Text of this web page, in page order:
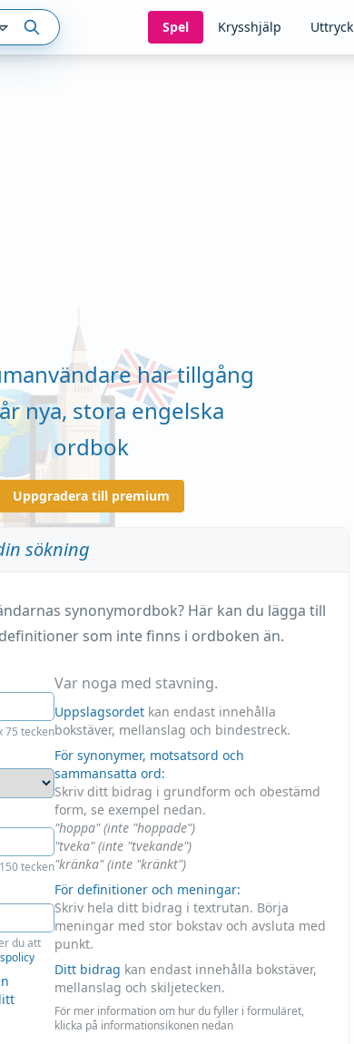
Spel Krysshjälp Uttryck
har tillgång
nya, stora engelska
ordbok
Uppgradera till premium
sökning
synonymordbok? Här kan du lägga till
som inte finns i ordboken än.
75 tecken
tecken
du att
Var noga med stavning.
Uppslagsordet kan endast innehålla
bokstäver, mellanslag och bindestreck.
För synonymer, motsatsord och
sammansatta ord:
Skriv ditt bidrag i grundform och obestämd
form, se exempel nedan.
"hoppa" (inte "hoppade")
"tveka" (inte "tvekande")
"kränka" (inte "kränkt")
För definitioner och meningar:
Skriv hela ditt bidrag i textrutan. Börja
meningar med stor bokstav och avsluta med
punkt.
Ditt bidrag kan endast innehålla bokstäver,
mellanslag och skiljetecken.
För mer information om hur du fyller i formuläret,
klicka på informationsikonen nedan